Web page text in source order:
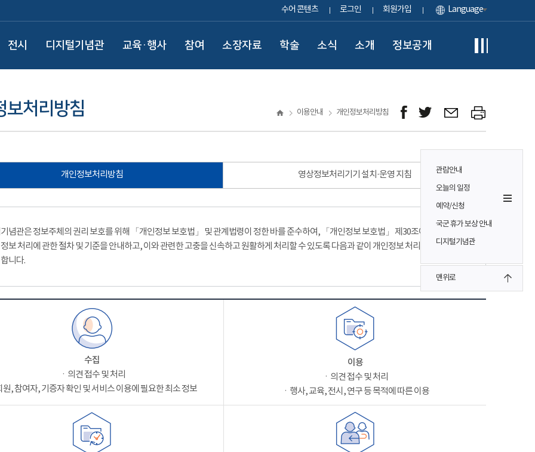
수어 콘텐츠 로그인 회원가입 Language
전시 디지털기념관 교육·행사 참여 소장자료 학술 소식 소개 정보공개
관람안내
오늘의 일정
예약/신청
국군 휴가 보상 안내
디지털기념관
맨위로
보처리방침 이용안내 개인정보처리방침
개인정보처리방침 영상정보처리기기 설치·운영 지침
념관은 정보주체의 권리 보호를 위해 「개인정보 보호법」 및 관계법령이 정한 바를 준수하여, 「개인정보 보호법」 제30조에 따라
보 처리에 관한 절차 및 기준을 안내하고, 이와 관련한 고충을 신속하고 원활하게 처리할 수 있도록 다음과 같이 개인정보 처리방침을
니다.
수집
ㆍ의견 접수 및 처리
원, 참여자, 기증자 확인 및 서비스 이용에 필요한 최소 정보
이용
ㆍ의견 접수 및 처리
ㆍ행사, 교육, 전시, 연구 등 목적에 따른 이용